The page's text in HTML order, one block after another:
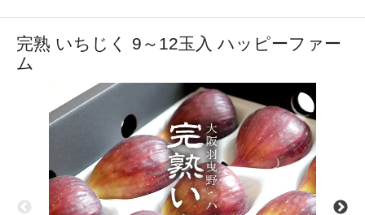
完熟 いちじく 9～12玉入 ハッピーファー
ム